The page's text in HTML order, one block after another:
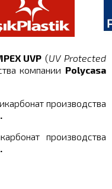
UVP (UV Protected
компании Polycasa
производства
производства